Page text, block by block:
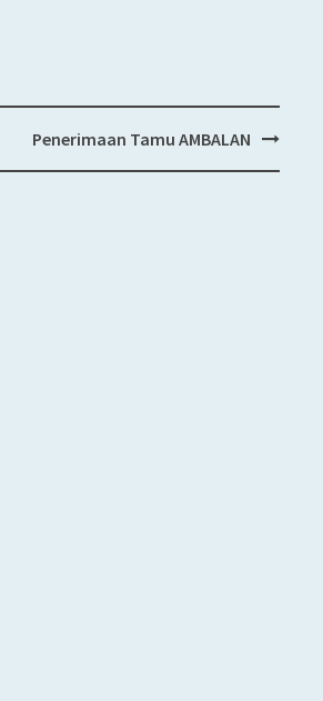
Penerimaan Tamu AMBALAN